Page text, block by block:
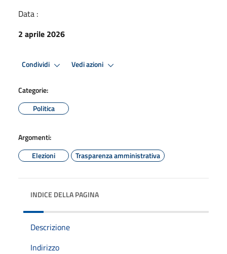
Data :
2 aprile 2026
Condividi Vedi azioni
Categorie:
Politica
Argomenti:
Elezioni
Trasparenza amministrativa
INDICE DELLA PAGINA
Descrizione
Indirizzo